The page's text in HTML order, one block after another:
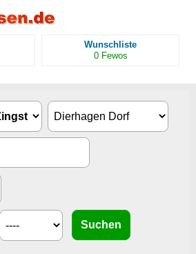
Wunschliste
0 Fewos